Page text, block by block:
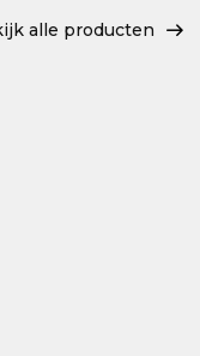
alle producten